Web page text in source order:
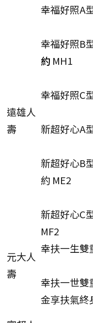
遠雄人
壽
幸福好照A
幸福好照B
約 MH1
幸福好照C
新超好心A
新超好心B
約 ME2
新超好心C
MF2
元大人
壽
幸扶一生雙
幸扶一世雙
金享扶氣終